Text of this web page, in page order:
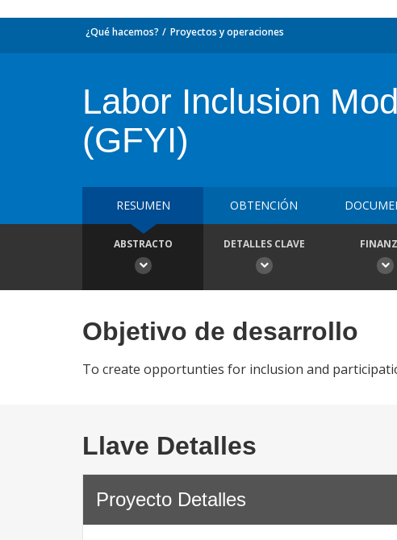
¿Qué hacemos? Proyectos y operaciones
Labor Inclusion
(GFYI)
RESUMEN OBTENCIÓN
ABSTRACTO DETALLES CLAVE
Objetivo de desarrollo
To create opportunties for inclusion and
Llave Detalles
Proyecto Detalles